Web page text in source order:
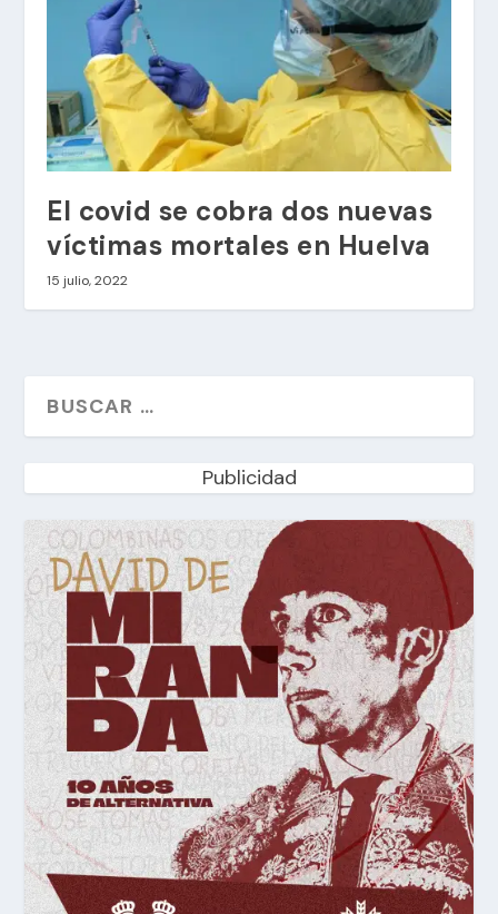
El covid se cobra dos nuevas
víctimas mortales en Huelva
15 julio, 2022
Publicidad